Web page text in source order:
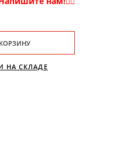
НА СКЛАДЕ